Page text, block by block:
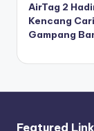
AirTag 2
Kencang
Gampang
Featured